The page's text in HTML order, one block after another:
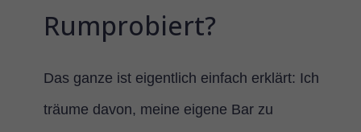
Rumprobiert?
Das ganze ist eigentlich einfach erklärt: Ich
träume davon, meine eigene Bar zu